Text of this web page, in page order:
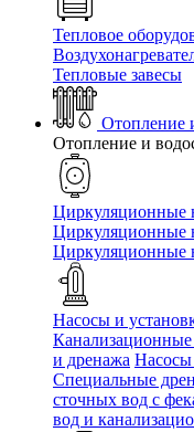
Тепловое
Тепловые завесы
Отопление
Отопление и
Циркуляционные
Циркуляционные
Циркуляционные
Насосы и
Канализационные
и дренажа Насосы
Специальные
сточных вод c
вод и